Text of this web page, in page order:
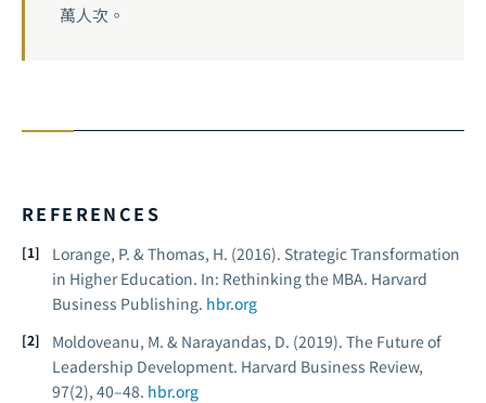
萬人次。
REFERENCES
Lorange, P. & Thomas, H. (2016). Strategic Transformation
in Higher Education. In: Rethinking the MBA. Harvard
Business Publishing. hbr.org
Moldoveanu, M. & Narayandas, D. (2019). The Future of
Leadership Development. Harvard Business Review,
97(2), 40–48. hbr.org